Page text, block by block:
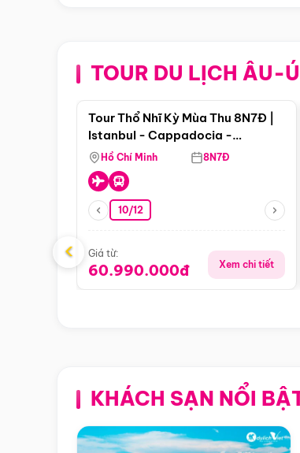
TOUR DU LỊCH ÂU-
Điểm nổi bật
Tour Thổ Nhĩ Kỳ Mùa Thu 8N7Đ |
Istanbul - Cappadocia -
Pamukkale
Hồ Chí Minh 8N7Đ
10/12
Giá từ:
60.990.000đ Xem chi tiết
‹
KHÁCH SẠN NỔI